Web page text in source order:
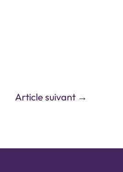
Article suivant →